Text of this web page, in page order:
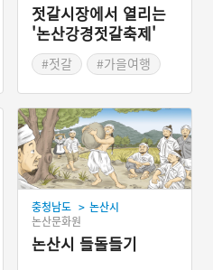
젓갈시장에서 열리는
'논산강경젓갈축제'
#젓갈
#가을여행
충청남도 > 논산시
논산문화원
논산시 들돌들기